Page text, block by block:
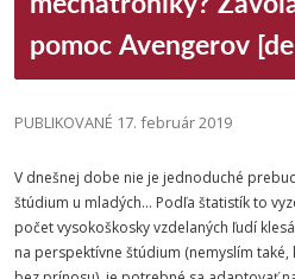
pomoc Avengerov
PUBLIKOVANÉ 17. február 2019
V dnešnej dobe nie je jednoduché
štúdium u mladých… Podľa štatistík to
počet vysokoškosky vzdelaných ľudí
na perspektívne štúdium (nemyslím